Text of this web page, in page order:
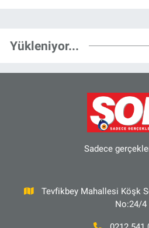
Yükleniyor...
Sadece
Tevfikbey Mahallesi Köşk
No:24/4